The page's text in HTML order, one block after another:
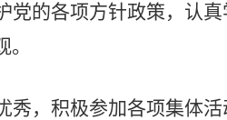
党的各项方针政策，认
秀，积极参加各项集体